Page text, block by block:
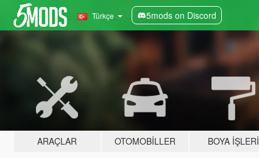
Türkçe 5mods on Discord
ARAÇLAR OTOMOBILLER BOYA İŞLERI